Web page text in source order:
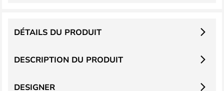
DESCRIPTION DU PRODUIT
DÉTAILS DU PRODUIT
DESIGNER